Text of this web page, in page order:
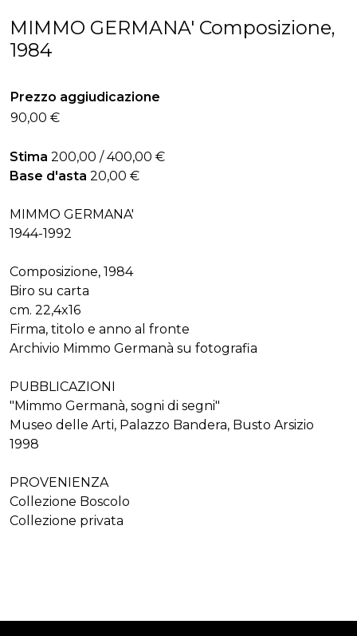
MIMMO GERMANA' Composizione,
1984
Prezzo aggiudicazione
90,00 €
Stima 200,00 / 400,00 €
Base d'asta 20,00 €
MIMMO GERMANA'
1944-1992
Composizione, 1984
Biro su carta
cm. 22,4x16
Firma, titolo e anno al fronte
Archivio Mimmo Germanà su fotografia
PUBBLICAZIONI
"Mimmo Germanà, sogni di segni"
Museo delle Arti, Palazzo Bandera, Busto Arsizio
1998
PROVENIENZA
Collezione Boscolo
Collezione privata